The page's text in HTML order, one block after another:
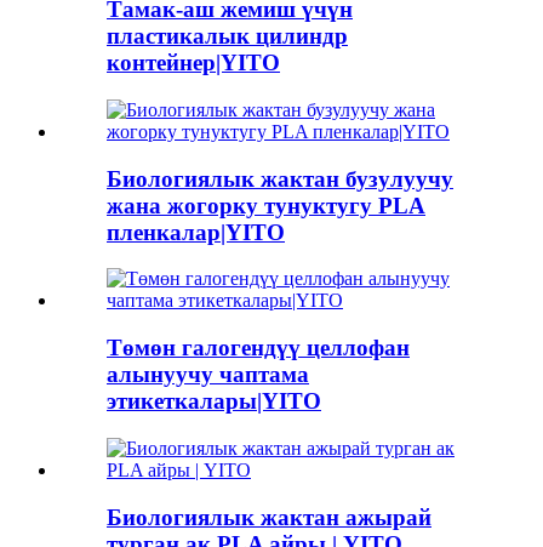
Тамак-аш жемиш үчүн
пластикалык цилиндр
контейнер|YITO
Биологиялык жактан бузулуучу
жана жогорку тунуктугу PLA
пленкалар|YITO
Төмөн галогендүү целлофан
алынуучу чаптама
этикеткалары|YITO
Биологиялык жактан ажырай